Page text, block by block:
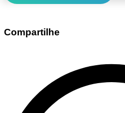
Compartilhe